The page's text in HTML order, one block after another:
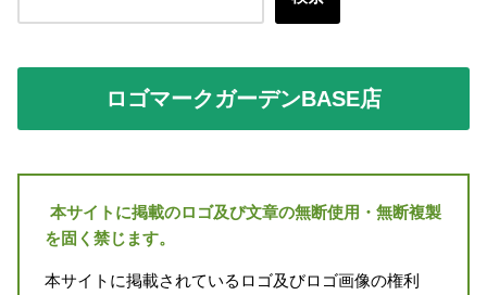
ロゴマークガーデンBASE店
本サイトに掲載のロゴ及び文章の無断使用・無断複製
を固く禁じます。
本サイトに掲載されているロゴ及びロゴ画像の権利